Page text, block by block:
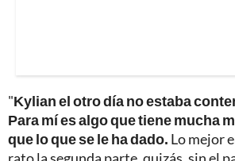
"Kylian el otro día no estaba
Para mí es algo que tiene mucha
que lo que se le ha dado. Lo mejor
rato la segunda parte, quizás, sin el